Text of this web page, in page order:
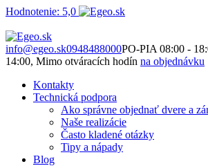
Hodnotenie: 5,0
info@egeo.sk0948488000PO-PIA 08:00 -
14:00, Mimo otváracích hodín na objednávku
Kontakty
Technická podpora
Ako správne objednať dvere a
Naše realizácie
Často kladené otázky
Tipy a nápady
Blog